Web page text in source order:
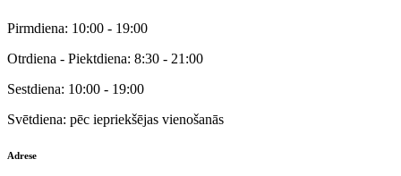
Pirmdiena: 10:00 - 19:00
Otrdiena - Piektdiena: 8:30 - 21:00
Sestdiena: 10:00 - 19:00
Svētdiena: pēc iepriekšējas vienošanās
Adrese